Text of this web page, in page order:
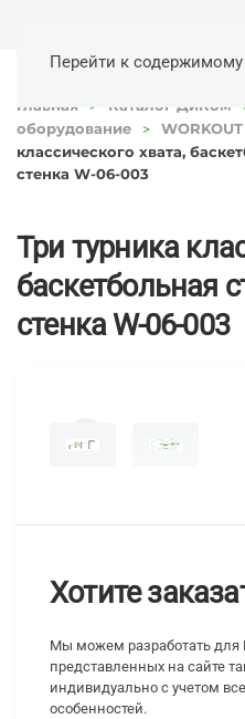
Перейти к содержимому
Главная Каталог ДиКом
оборудование
WORKOUT
классического хвата,
стенка W-06-003
Три турника
баскетбольная
стенка W-06-003
Хотите
Мы можем разработать для
представленных на сайте
индивидуально с учетом
особенностей.